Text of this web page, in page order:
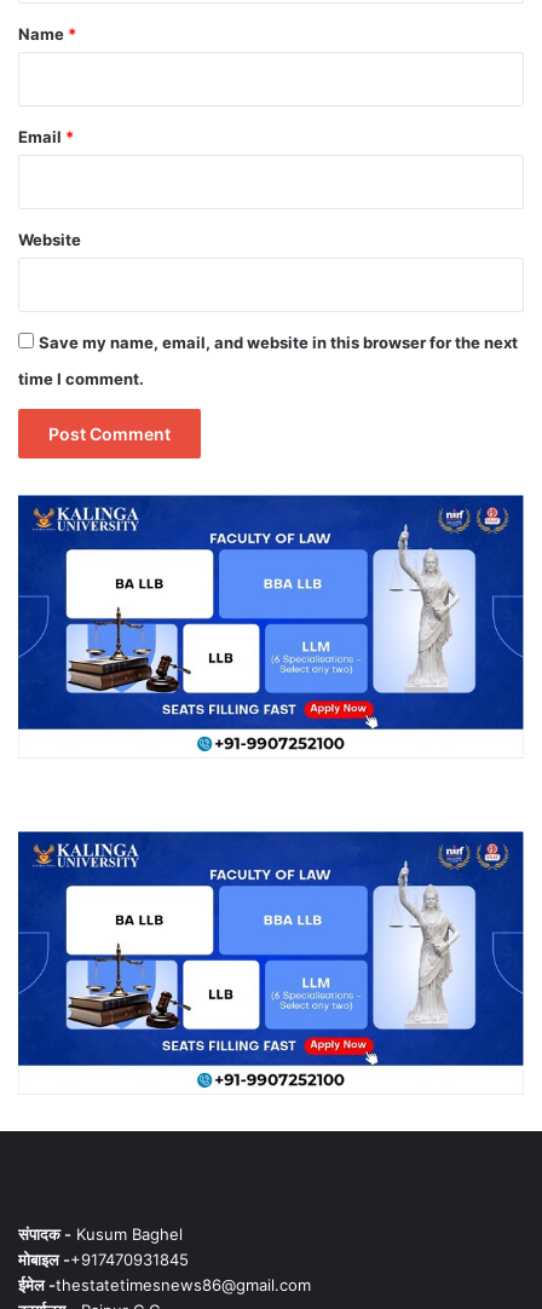
*
Name *
Email *
Website
Save my name, email, and website in this browser for the next
time I comment.
संपादक - Kusum Baghel
मोबाइल -+917470931845
ईमेल -thestatetimesnews86@gmail.com